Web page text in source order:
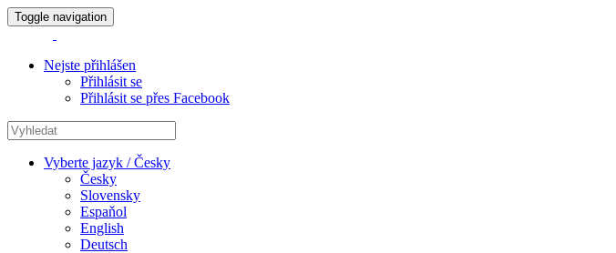
Toggle navigation
Nejste přihlášen
Přihlásit se
Přihlásit se přes Facebook
Vyberte jazyk / Česky
Česky
Slovensky
Espaňol
English
Deutsch